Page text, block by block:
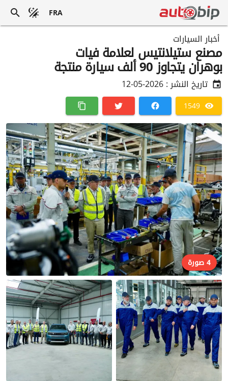
FRA
أخبار السيارات
مصنع ستيلانتيس لعلامة فيات
بوهران يتجاوز 90 ألف سيارة منتجة
تاريخ النشر :2026-05-12
1549
4 صورة